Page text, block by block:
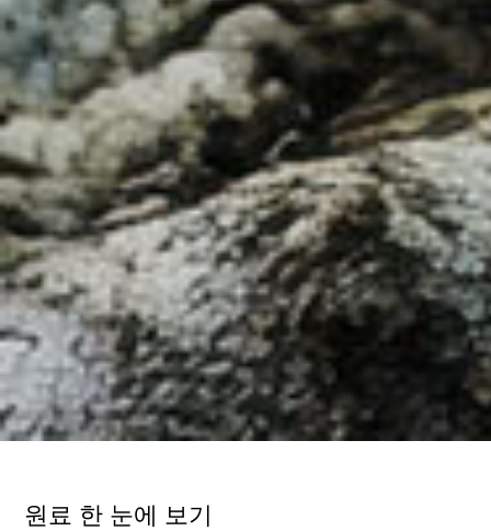
원료 한 눈에 보기